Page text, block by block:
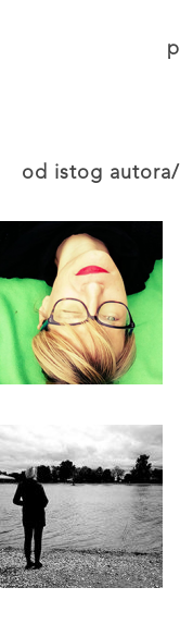
od istog